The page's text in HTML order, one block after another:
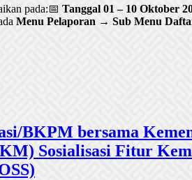
pada:📅 Tanggal 01 – 10 Oktober
Menu Pelaporan → Sub Menu
BKPM bersama
Sosialisasi Fitur